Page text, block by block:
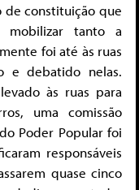
de constituição que
mobilizar tanto a
foi até às ruas
e debatido nelas.
às ruas para
uma comissão
Poder Popular foi
responsáveis
quase cinco